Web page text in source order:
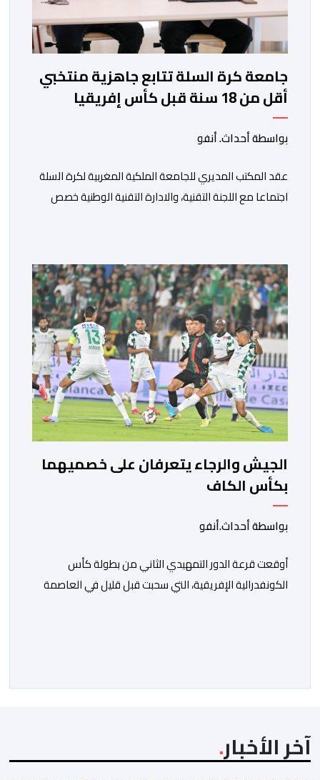
جامعة كرة السلة تتابع جاهزية منتخبي
أقل من 18 سنة قبل كأس إفريقيا
بواسطة أحداث. أنفو
عقد المكتب المديري للجامعة الملكية المغربية لكرة السلة
اجتماعا مع اللجنة التقنية، والادارة التقنية الوطنية خصص
الفترة الأخيرة. وشهد الاجتماع تقديم عرض مفصل حول
مشاركة المنتخبين الوطنيين لأقل من 18 سنة، إناثا وذكورا،
من طرف اللجنة التقنية التي واكبت كل […]
الجيش والرجاء يتعرفان على خصميهما
بكأس الكاف
بواسطة أحداث.أنفو
أوقعت قرعة الدور التمهيدي الثاني من بطولة كأس
الكونفدرالية الإفريقية، التي سحبت قبل قليل في العاصمة
واريورز النيجيري ونادي أوديب ممثل […]
آخر الأخبار